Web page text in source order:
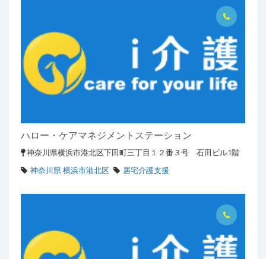
ハロー・ケアマネジメントステーション
神奈川県横浜市港北区下田町三丁目１２番３号 石田ビル1階
神奈川県 横浜市港北区
居宅介護支援